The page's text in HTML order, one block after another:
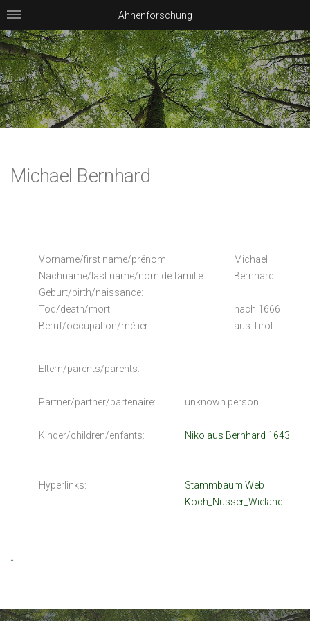
Michael Bernhard
Vorname/first name/prénom:
Michael
Nachname/last name/nom de famille:
Bernhard
Geburt/birth/naissance:
Tod/death/mort:
nach 1666
Beruf/occupation/métier:
aus Tirol
Eltern/parents/parents:
Partner/partner/partenaire: unknown person
Kinder/children/enfants: Nikolaus Bernhard 1643
Hyperlinks:
Stammbaum Web
Koch_Nusser_Wieland
↑
Ahnenforschung